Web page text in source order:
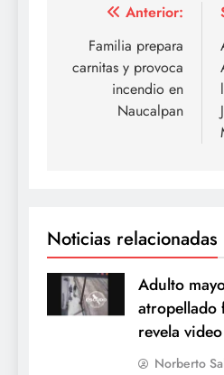
Navegación
de
entradas
Anterior:
Familia prepara
carnitas y provoca
incendio en
Naucalpan
Noticias relacionadas
Adulto
atropellado
revela video
Norberto